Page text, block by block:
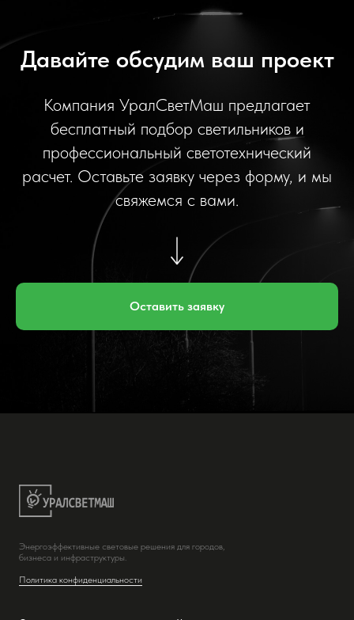
Давайте обсудим ваш проект
Компания УралСветМаш предлагает
бесплатный подбор светильников и
профессиональный светотехнический
расчет. Оставьте заявку через форму, и мы
свяжемся с вами.
Оставить заявку
Энергоэффективные световые решения для городов,
бизнеса и инфраструктуры.
Политика конфиденциальности